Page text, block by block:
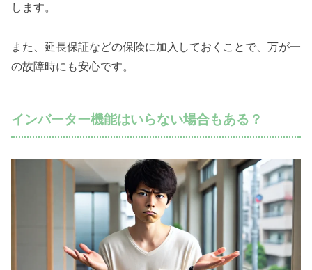
します。
また、延長保証などの保険に加入しておくことで、万が一
の故障時にも安心です。
インバーター機能はいらない場合もある？